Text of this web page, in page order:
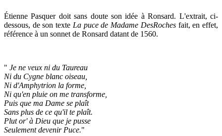
Étienne Pasquer doit sans doute son idée à Ronsard. L'extrait, ci-
dessous, de son texte La puce de Madame DesRoches fait, en effet,
référence à un sonnet de Ronsard datant de 1560.
" Je ne veux ni du Taureau
Ni du Cygne blanc oiseau,
Ni d'Amphytrion la forme,
Ni qu'en pluie on me transforme,
Puis que ma Dame se plaît
Sans plus de ce qu'il te plaît.
Plut or' à Dieu que je pusse
Seulement devenir Puce."